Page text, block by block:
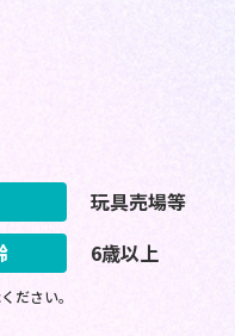
玩具売場等
6歳以上
ださい。